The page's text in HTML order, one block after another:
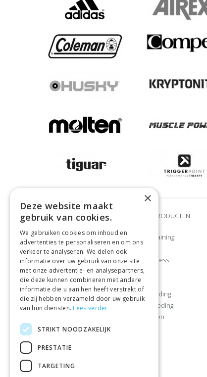
MERKEN
Adidas
Airex
Craft
Gymstick
Let’s Bands
Manduka
Muscle Power
Reebok
Tiguar
ONZE PRODUCTEN
Krachttraining
Klein fitness
Cardio
Sporten
Sportkleding
Sportvoeding
Kamperen
×
Deze website maakt
gebruik van cookies.
We gebruiken cookies om inhoud en
advertenties te personaliseren en om ons
verkeer te analyseren. We delen ook
informatie over uw gebruik van onze site
met onze advertentie- en analysepartners,
die deze kunnen combineren met andere
informatie die u aan hen heeft verstrekt of
die zij hebben verzameld door uw gebruik
van hun diensten. Lees verder
STRIKT NOODZAKELIJK
PRESTATIE
TARGETING